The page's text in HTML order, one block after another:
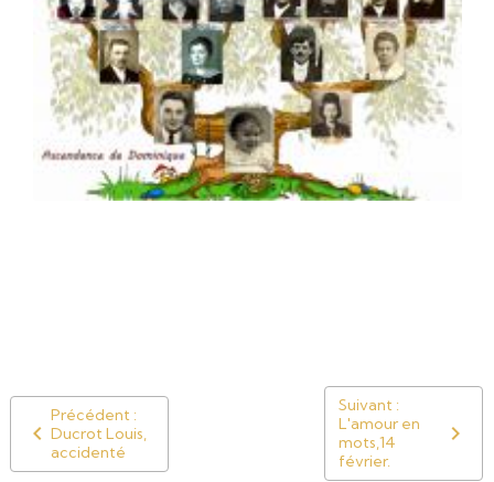
Précédent :
Ducrot Louis,
accidenté
Suivant :
L'amour en
mots,14
février.